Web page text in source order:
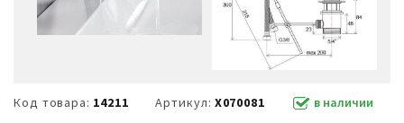
Код товара: 14211 Артикул: X070081 в наличии